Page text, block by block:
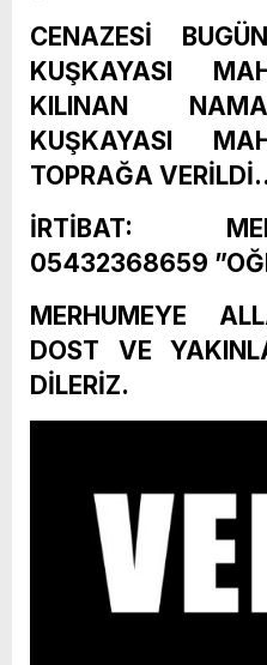
CENAZESİ
KUŞKAYASI
KILINAN
KUŞKAYASI
TOPRAĞA VERİLDİ..
İRTİBAT:
05432368659
MERHUMEYE
DOST VE
DİLERİZ.